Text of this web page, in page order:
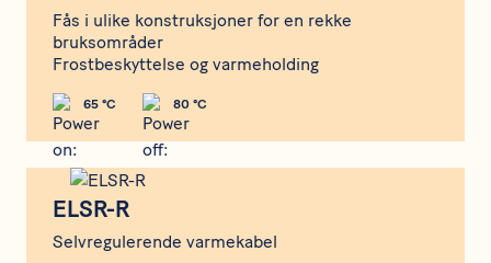
Fås i ulike konstruksjoner for en rekke
bruksområder
Frostbeskyttelse og varmeholding
65 °C 80 °C
ELSR-R
Selvregulerende varmekabel
ELSR-R